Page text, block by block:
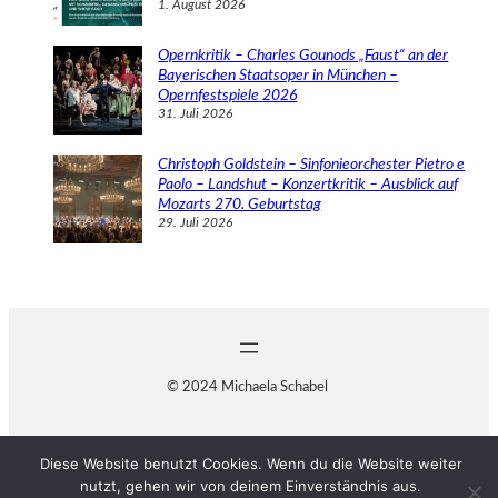
1. August 2026
Opernkritik – Charles Gounods „Faust“ an der
Bayerischen Staatsoper in München –
Opernfestspiele 2026
31. Juli 2026
Christoph Goldstein – Sinfonieorchester Pietro e
Paolo – Landshut – Konzertkritik – Ausblick auf
Mozarts 270. Geburtstag
29. Juli 2026
© 2024 Michaela Schabel
Diese Website benutzt Cookies. Wenn du die Website weiter
nutzt, gehen wir von deinem Einverständnis aus.